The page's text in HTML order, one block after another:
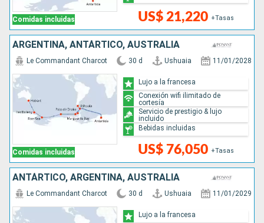
Comidas incluidas US$ 21,220 +Tasas
ARGENTINA, ANTÁRTICO, AUSTRALIA
Comidas incluidas
Le Commandant Charcot 30 d Ushuaia 11/01/2028
US$ 76,050 +Tasas
Lujo a la francesa
Conexión wifi ilimitado de
cortesía
Servicio de prestigio & lujo
incluido
Bebidas incluidas
ANTÁRTICO, ARGENTINA, AUSTRALIA
Le Commandant Charcot 30 d Ushuaia 11/01/2029
Lujo a la francesa